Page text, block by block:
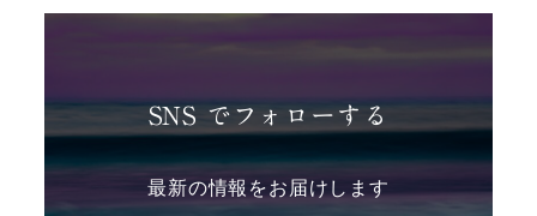
SNS でフォローする
最新の情報をお届けします